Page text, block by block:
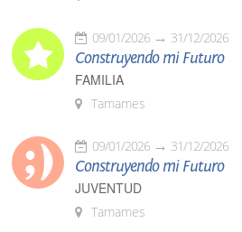
09/01/2026 31/12/2026
Construyendo mi Futuro
FAMILIA
Tamames
09/01/2026 31/12/2026
Construyendo mi Futuro
JUVENTUD
Tamames